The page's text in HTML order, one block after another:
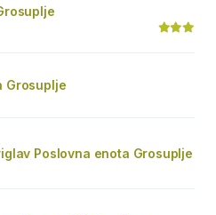
Grosuplje
Poslovna enota Grosuplje